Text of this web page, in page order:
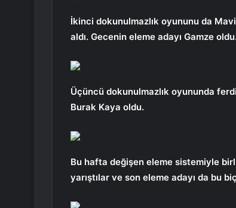
İkinci dokunulmazlık oyununu da
aldı. Gecenin eleme adayı Gamze
Üçüncü dokunulmazlık oyununda
Burak Kaya oldu.
Bu hafta değişen eleme sistemiyle
yarıştılar ve son eleme adayı da bu